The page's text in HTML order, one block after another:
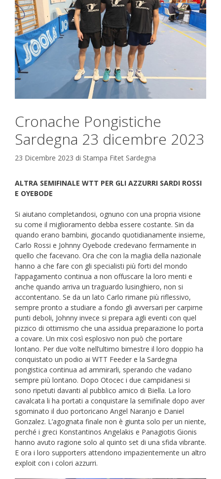
Cronache Pongistiche
Sardegna 23 dicembre 2023
23 Dicembre 2023 di Stampa Fitet Sardegna
ALTRA SEMIFINALE WTT PER GLI AZZURRI SARDI ROSSI
E OYEBODE
Si aiutano completandosi, ognuno con una propria visione
su come il miglioramento debba essere costante. Sin da
quando erano bambini, giocando quotidianamente insieme,
Carlo Rossi e Johnny Oyebode credevano fermamente in
quello che facevano. Ora che con la maglia della nazionale
hanno a che fare con gli specialisti più forti del mondo
l’appagamento continua a non offuscare la loro menti e
anche quando arriva un traguardo lusinghiero, non si
accontentano. Se da un lato Carlo rimane più riflessivo,
sempre pronto a studiare a fondo gli avversari per carpirne
punti deboli, Johnny invece si prepara agli eventi con quel
pizzico di ottimismo che una assidua preparazione lo porta
a covare. Un mix così esplosivo non può che portare
lontano. Per due volte nell’ultimo bimestre il loro doppio ha
conquistato un podio ai WTT Feeder e la Sardegna
pongistica continua ad ammirarli, sperando che vadano
sempre più lontano. Dopo Otocec i due campidanesi si
sono ripetuti davanti al pubblico amico di Biella. La loro
cavalcata li ha portati a conquistare la semifinale dopo aver
sgominato il duo portoricano Angel Naranjo e Daniel
Gonzalez. L’agognata finale non è giunta solo per un niente,
perché i greci Konstantinos Angelakis e Panagiotis Gionis
hanno avuto ragione solo al quinto set di una sfida vibrante.
E ora i loro supporters attendono impazientemente un altro
exploit con i colori azzurri.